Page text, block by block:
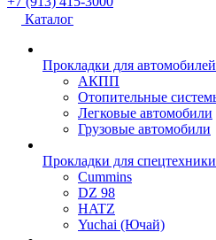
Каталог
Прокладки для автомобилей
АКПП
Отопительные
Легковые автомобили
Грузовые автомобили
Прокладки для спецтехники
Cummins
DZ 98
HATZ
Yuchai (Ючай)